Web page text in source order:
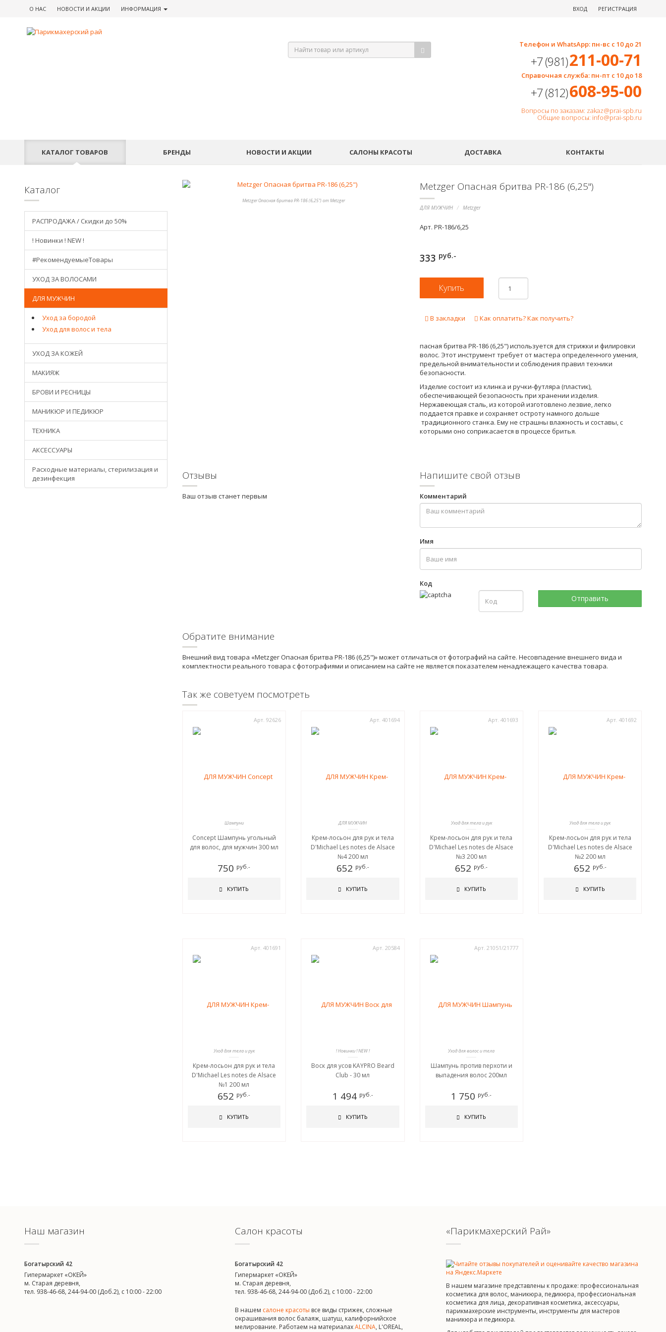
О НАС НОВОСТИ И АКЦИИ ИНФОРМАЦИЯ ВХОД РЕГИСТРАЦИЯ
Телефон и WhatsApp: пн-вс с 10 до 21
+7 (981)211-00-71
Справочная служба: пн-пт с 10 до 18
+7 (812)608-95-00
Вопросы по заказам: zakaz@prai-spb.ru
Общие вопросы: info@prai-spb.ru
КАТАЛОГ ТОВАРОВ БРЕНДЫ НОВОСТИ И АКЦИИ САЛОНЫ КРАСОТЫ ДОСТАВКА КОНТАКТЫ
Metzger Опасная бритва PR-186 (6,25") от Metzger
Metzger Опасная бритва PR-186 (6,25")
ДЛЯ МУЖЧИН Metzger
Арт. PR-186/6,25
333 руб.-
В закладки Как оплатить? Как получить?
пасная бритва PR-186(6,25")используется для стрижки и филировки
волос. Этот инструмент требует от мастера определенного умения,
предельной внимательности и соблюдения правил техники
безопасности.
Изделие состоит из клинка и ручки-футляра (пластик),
обеспечивающей безопасность при хранении изделия.
Нержавеющая сталь, из которой изготовлено лезвие, легко
поддается правке и сохраняет остроту намного дольше
традиционного станка. Ему не страшны влажность и составы, с
которыми оно соприкасается в процессе бритья.
Отзывы
Ваш отзыв станет первым
Напишите свой отзыв
Комментарий
Имя
Код
Обратите внимание
Внешний вид товара «Metzger Опасная бритва PR-186 (6,25")» может отличаться от фотографий на сайте. Несовпадение внешнего вида и
комплектности реального товара с фотографиями и описанием на сайте не является показателем ненадлежащего качества товара.
Так же советуем посмотреть
Арт. 92626
Шампуни
Concept Шампунь угольный
для волос, для мужчин 300 мл
750 руб.-
КУПИТЬ
Арт. 401694
ДЛЯ МУЖЧИН
Крем-лосьон для рук и тела
D'Michael Les notes de Alsace
№4 200 мл
652 руб.-
КУПИТЬ
Арт. 401693
Уход для тела и рук
Крем-лосьон для рук и тела
D'Michael Les notes de Alsace
№3 200 мл
652 руб.-
КУПИТЬ
Арт. 401692
Уход для тела и рук
Крем-лосьон для рук и тела
D'Michael Les notes de Alsace
№2 200 мл
652 руб.-
КУПИТЬ
Арт. 401691
Уход для тела и рук
Крем-лосьон для рук и тела
D'Michael Les notes de Alsace
№1 200 мл
652 руб.-
КУПИТЬ
Арт. 20584
! Новинки ! NEW !
Воск для усов KAYPRO Beard
Club - 30 мл
1 494 руб.-
КУПИТЬ
Арт. 21051/21777
Уход для волос и тела
Шампунь против перхоти и
выпадения волос 200мл
1 750 руб.-
КУПИТЬ
Каталог
РАСПРОДАЖА / Скидки до 50%
! Новинки ! NEW !
#РекомендуемыеТовары
УХОД ЗА ВОЛОСАМИ
ДЛЯ МУЖЧИН
Уход за бородой
Уход для волос и тела
УХОД ЗА КОЖЕЙ
МАКИЯЖ
БРОВИ И РЕСНИЦЫ
МАНИКЮР И ПЕДИКЮР
ТЕХНИКА
АКСЕССУАРЫ
Расходные материалы, стерилизация и
дезинфекция
Наш магазин
Богатырский 42
Гипермаркет «ОКЕЙ»
м. Старая деревня,
тел. 938-46-68, 244-94-00 (Доб.2), c 10:00 - 22:00
Салон красоты
Богатырский 42
Гипермаркет «ОКЕЙ»
м. Старая деревня,
тел. 938-46-68, 244-94-00 (Доб.2), c 10:00 - 22:00
В нашем салоне красоты все виды стрижек, сложные
окрашивания волос балаяж, шатуш, калифорнийское
мелирование. Работаем на материалахALCINA, L'OREAL,
«Парикмахерский Рай»
В нашем магазине представлены к продаже: профессиональная
косметика для волос, маникюра, педикюра, профессиональная
косметика для лица, декоративная косметика, аксессуары,
парикмахерские инструменты, инструменты для мастеров
маникюра и педикюра.